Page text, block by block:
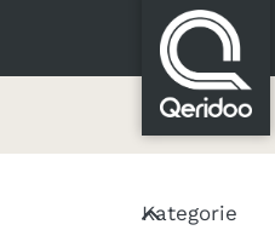
Kategorie
Kategorie